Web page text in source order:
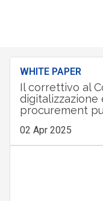
WHITE PAPER
Il correttivo al
procurement
02 Apr 2025